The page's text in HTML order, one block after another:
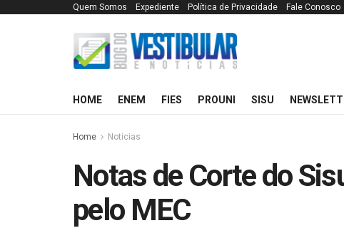
Quem Somos Expediente Política de Privacidade Fale Conosco
HOME ENEM FIES PROUNI SISU
Home Noticias
Notas de Corte do
pelo MEC